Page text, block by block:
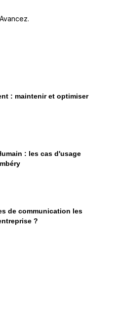
: maintenir et optimiser
: les cas d'usage
de communication les
?